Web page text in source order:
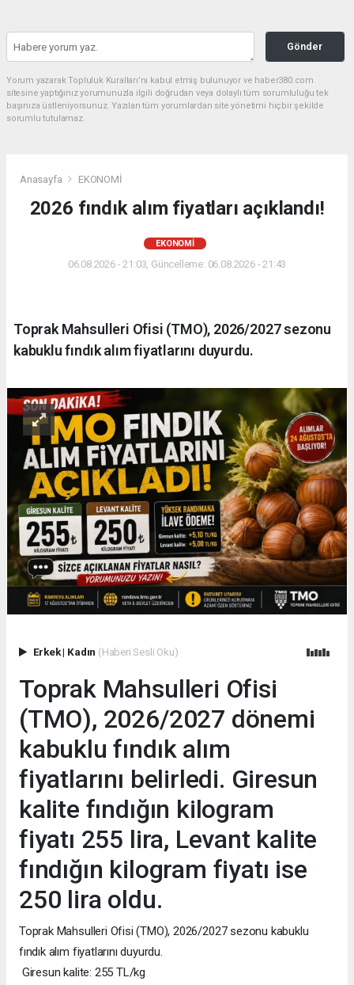
Gönder
Yorum yazarak Topluluk Kuralları’nı kabul etmiş bulunuyor ve haber380.com
sitesine yaptığınız yorumunuzla ilgili doğrudan veya dolaylı tüm sorumluluğu tek
başınıza üstleniyorsunuz. Yazılan tüm yorumlardan site yönetimi hiçbir şekilde
sorumlu tutulamaz.
Anasayfa EKONOMİ
2026 fındık alım fiyatları açıklandı!
EKONOMİ
06.08.2026 - 21:03, Güncelleme: 06.08.2026 - 21:43
Toprak Mahsulleri Ofisi (TMO), 2026/2027 sezonu
kabuklu fındık alım fiyatlarını duyurdu.
Erkek| Kadın (Haberi Sesli Oku)
Toprak Mahsulleri Ofisi
(TMO), 2026/2027 dönemi
kabuklu fındık alım
fiyatlarını belirledi. Giresun
kalite fındığın kilogram
fiyatı 255 lira, Levant kalite
fındığın kilogram fiyatı ise
250 lira oldu.
Toprak Mahsulleri Ofisi (TMO), 2026/2027 sezonu kabuklu
fındık alım fiyatlarını duyurdu.
Giresun kalite: 255 TL/kg